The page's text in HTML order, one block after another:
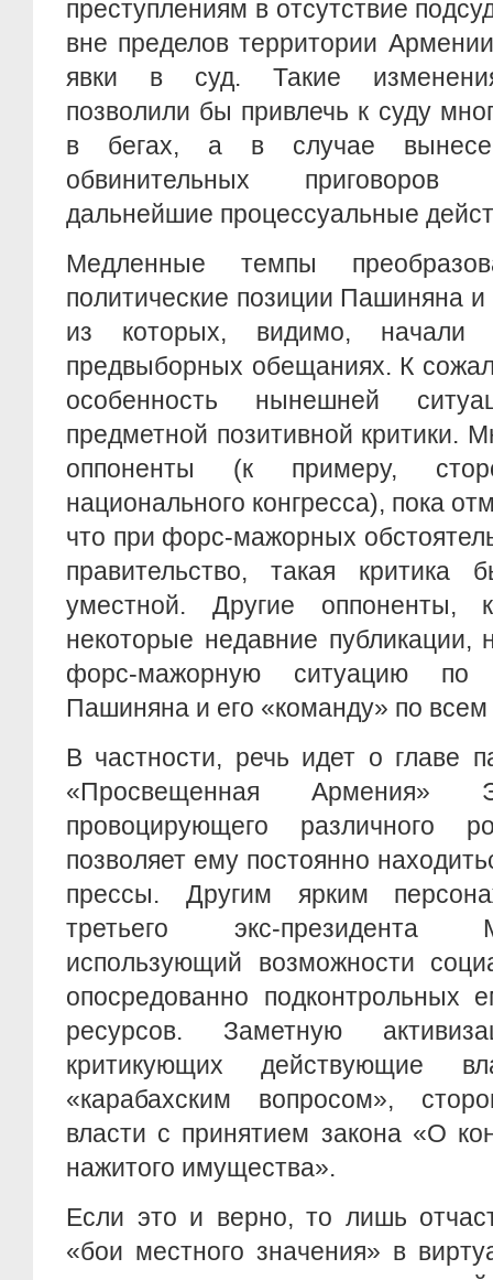
преступлениям в отсутствие
вне пределов территории
явки в суд. Такие изменения
позволили бы привлечь к суду
в бегах, а в случае
обвинительных
дальнейшие процессуальные
Медленные темпы
политические позиции Пашиняна и
из которых, видимо, начали
предвыборных обещаниях. К
особенность нынешней
предметной позитивной критики.
оппоненты (к примеру,
национального конгресса), пока
что при форс-мажорных
правительство, такая
уместной. Другие оппоненты,
некоторые недавние публикации,
форс-мажорную ситуацию по
Пашиняна и его «команду» по
В частности, речь идет о главе
«Просвещенная Армения»
провоцирующего различного
позволяет ему постоянно
прессы. Другим ярким
третьего экс-президента
использующий возможности
опосредованно подконтрольных
ресурсов. Заметную
критикующих действующие
«карабахским вопросом»,
власти с принятием закона «О
нажитого имущества».
Если это и верно, то лишь
«бои местного значения» в